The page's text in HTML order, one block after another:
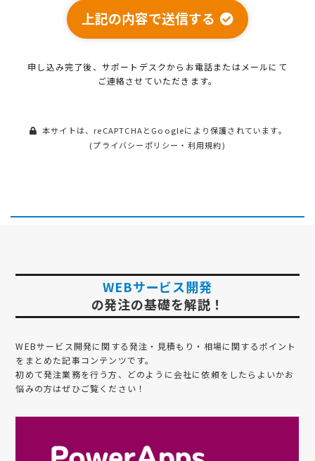
上記の内容で送信する
申し込み完了後、サポートデスクから お電話またはメールにて
ご連絡させていただきます。
本サイトは、reCAPTCHAとGoogleにより保護されています。
(プライバシーポリシー ・ 利用規約)
WEBサービス開発
の発注の基礎を解説！
WEBサービス開発に関する発注・見積もり・相場に関するポイント
をまとめた記事コンテンツです。
初めて発注業務を行う方、どのように会社に依頼をしたらよいかお
悩みの方はぜひご覧ください！